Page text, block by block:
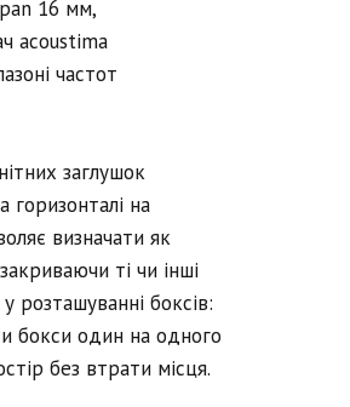
16 мм,
acoustima
частот
заглушок
горизонталі на
визначати як
ті чи інші
розташуванні боксів:
бокси один на одного
без втрати місця.